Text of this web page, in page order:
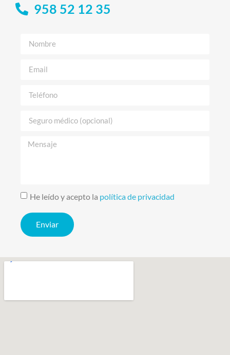
958 52 12 35
He leído y acepto la política de privacidad
Enviar